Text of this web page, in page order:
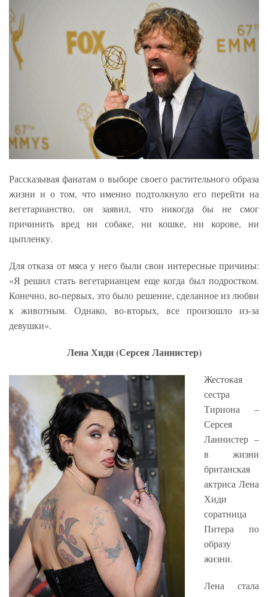
Рассказывая фанатам о выборе своего растительного образа
жизни и о том, что именно подтолкнуло его перейти на
вегетарианство, он заявил, что никогда бы не смог
причинить вред ни собаке, ни кошке, ни корове, ни
цыпленку.
Для отказа от мяса у него были свои интересные причины:
«Я решил стать вегетарианцем еще когда был подростком.
Конечно, во-первых, это было решение, сделанное из любви
к животным. Однако, во-вторых, все произошло из-за
девушки».
Лена Хиди (Серсея Ланнистер)
Жестокая
сестра
Тириона –
Серсея
Ланнистер –
в жизни
британская
актриса Лена
Хиди
соратница
Питера по
образу
жизни.
Лена стала